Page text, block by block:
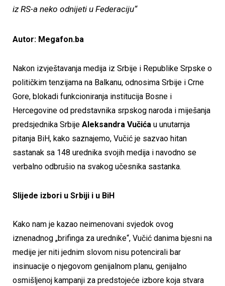
iz RS-a neko odnijeti u Federaciju“
Autor: Megafon.ba
Nakon izvještavanja medija iz Srbije i Republike Srpske o
političkim tenzijama na Balkanu, odnosima Srbije i Crne
Gore, blokadi funkcioniranja institucija Bosne i
Hercegovine od predstavnika srpskog naroda i miješanja
predsjednika Srbije Aleksandra Vučića u unutarnja
pitanja BiH, kako saznajemo, Vučić je sazvao hitan
sastanak sa 148 urednika svojih medija i navodno se
verbalno odbrušio na svakog učesnika sastanka.
Slijede izbori u Srbiji i u BiH
Kako nam je kazao neimenovani svjedok ovog
iznenadnog „brifinga za urednike“, Vučić danima bjesni na
medije jer niti jednim slovom nisu potencirali bar
insinuacije o njegovom genijalnom planu, genijalno
osmišljenoj kampanji za predstojeće izbore koja stvara